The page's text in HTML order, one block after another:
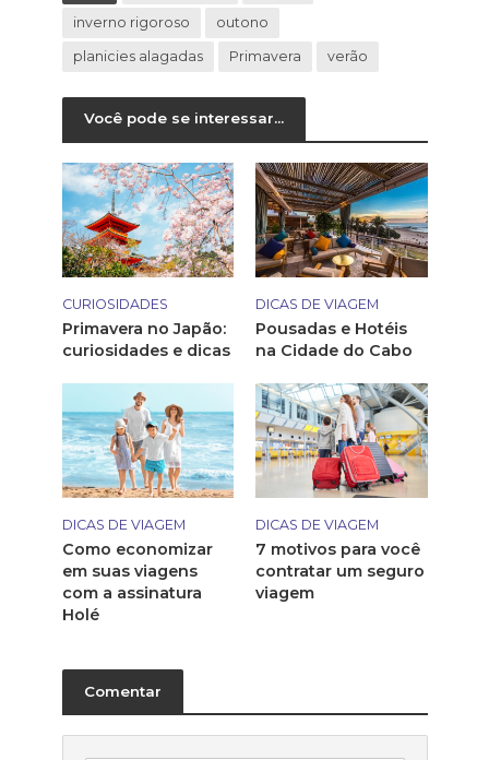
inverno rigoroso outono
planicies alagadas Primavera verão
Você pode se interessar...
CURIOSIDADES
Primavera no Japão:
curiosidades e dicas
DICAS DE VIAGEM
Pousadas e Hotéis
na Cidade do Cabo
DICAS DE VIAGEM
Como economizar
em suas viagens
com a assinatura
Holé
DICAS DE VIAGEM
7 motivos para você
contratar um seguro
viagem
Comentar